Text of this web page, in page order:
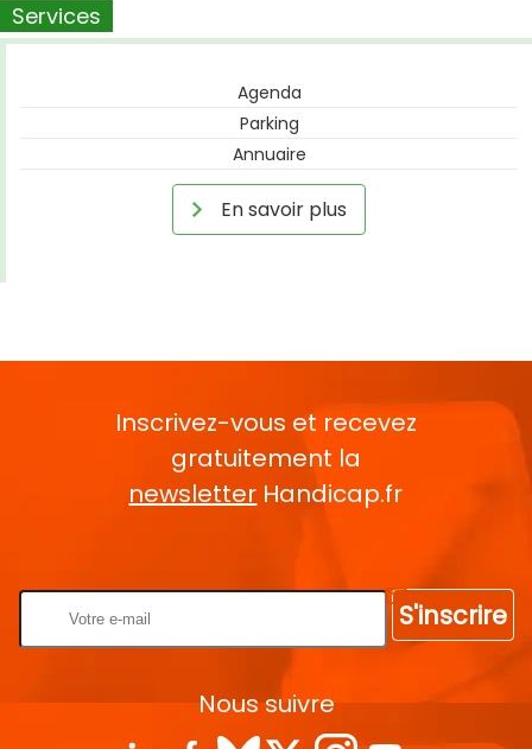
Services
Agenda
Parking
Annuaire
En savoir plus
Inscrivez-vous et recevez
gratuitement la
newsletter Handicap.fr
S'inscrire
Nous suivre